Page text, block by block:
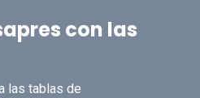
con las
las tablas de